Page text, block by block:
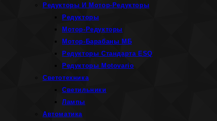
Редукторы И Мотор-Редукторы
Редукторы
Мотор-Редукторы
Мотор-Барабаны МБ
Редукторы Стандарта ESQ
Редукторы Motovario
Светотехника
Светильники
Лампы
Автоматика